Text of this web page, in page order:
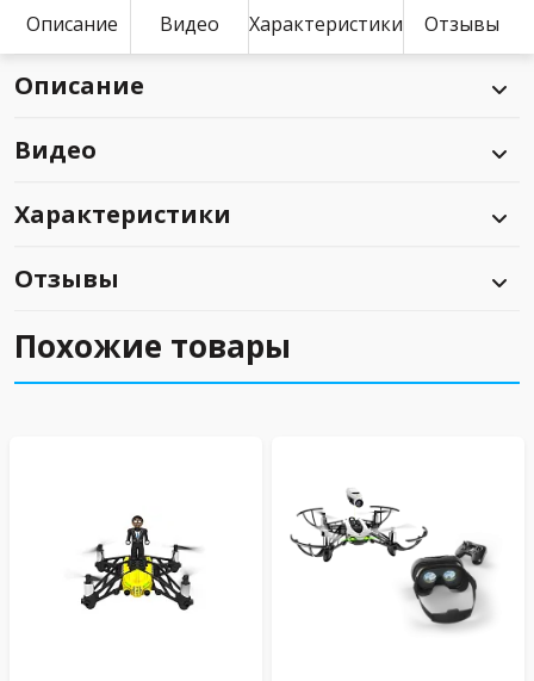
Описание
Видео Характеристики Отзывы
Описание
Видео
Характеристики
Отзывы
Похожие товары